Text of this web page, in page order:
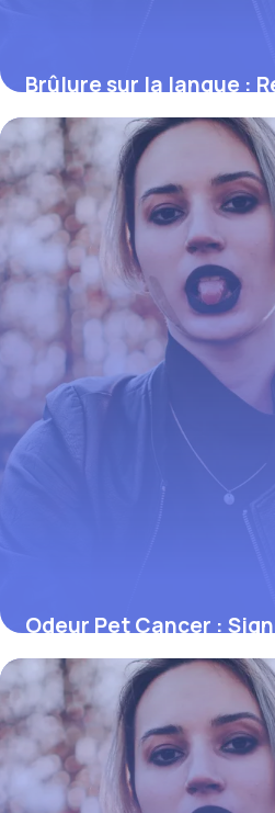
Brûlure sur la langue :
2 juin 2026
Odeur Pet Cancer :
1 juin 2026